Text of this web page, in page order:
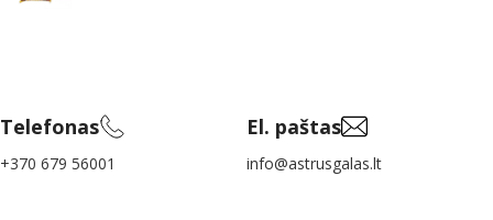
Telefonas
+370 679 56001
El. paštas
info@astrusgalas.lt